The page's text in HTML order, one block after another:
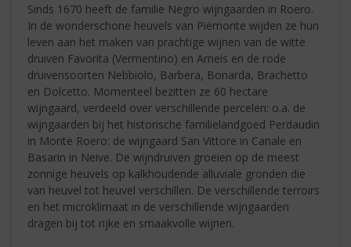
Sinds 1670 heeft de familie Negro wijngaarden in Roero.
In de wonderschone heuvels van Piëmonte wijden ze hun
leven aan het maken van prachtige wijnen van de witte
druiven Favorita (Vermentino) en Arneis en de rode
druivensoorten Nebbiolo, Barbera, Bonarda, Brachetto
en Dolcetto. Momenteel bezitten ze 60 hectare
wijngaard, verdeeld over verschillende percelen: o.a. de
wijngaarden bij het historische familielandgoed Perdaudin
in Monte Roero: de wijngaard San Vittore in Canale en
Basarin in Neive. De wijndruiven groeien op de meest
zonnige heuvels op kalkhoudende alluviale gronden die
van heuvel tot heuvel verschillen. De verschillende terroirs
en het microklimaat in de verschillende wijngaarden
dragen bij tot rijke en smaakvolle wijnen.